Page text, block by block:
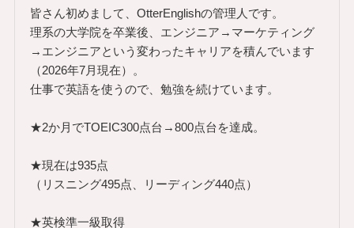
皆さん初めまして、OtterEnglishの管理人です。
理系の大学院を卒業後、エンジニア→マーケティング
→エンジニアという変わったキャリアを積んでいます
（2026年7月現在）。
仕事で英語を使うので、勉強を続けています。
★2か月でTOEIC300点台→800点台を達成。
★現在は935点
（リスニング495点、リーディング440点）
★英検準一級取得